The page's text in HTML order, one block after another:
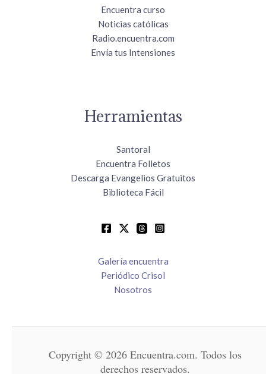
Encuentra curso
Noticias católicas
Radio.encuentra.com
Envía tus Intensiones
Herramientas
Santoral
Encuentra Folletos
Descarga Evangelios Gratuitos
Biblioteca Fácil
Galería encuentra
Periódico Crisol
Nosotros
Copyright © 2026 Encuentra.com. Todos los
derechos reservados.